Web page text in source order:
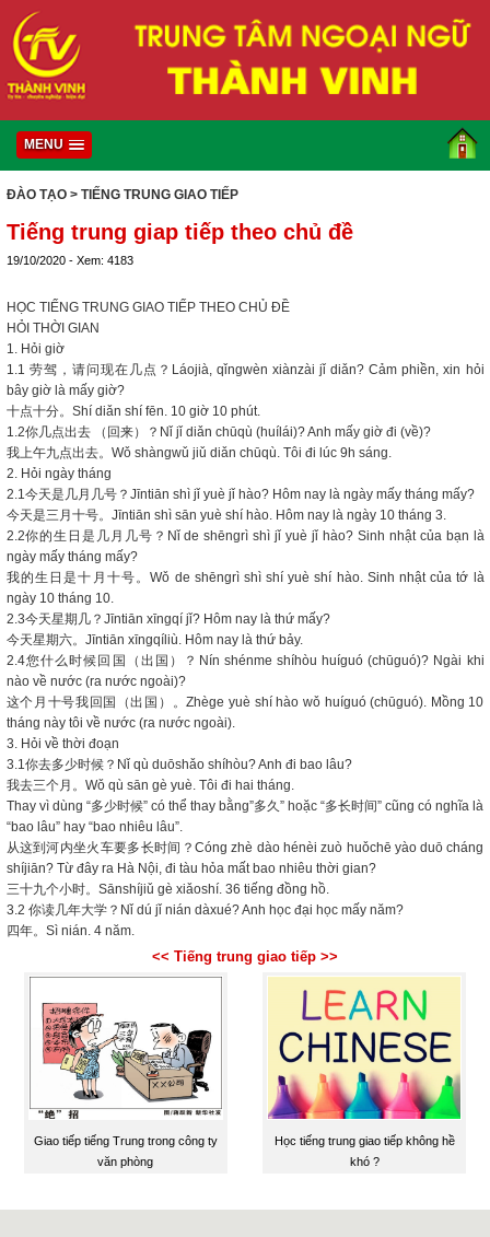
MENU
ĐÀO TẠO > TIẾNG TRUNG GIAO TIẾP
Tiếng trung giap tiếp theo chủ đề
19/10/2020 - Xem: 4183
HỌC TIẾNG TRUNG GIAO TIẾP THEO CHỦ ĐỀ
HỎI THỜI GIAN
1. Hỏi giờ
1.1 劳驾，请问现在几点？Láojià, qǐngwèn xiànzài jǐ diǎn? Cảm phiền, xin hỏi
bây giờ là mấy giờ?
十点十分。Shí diǎn shí fēn. 10 giờ 10 phút.
1.2你几点出去 （回来）？Nǐ jǐ diǎn chūqù (huílái)? Anh mấy giờ đi (về)?
我上午九点出去。Wǒ shàngwǔ jiǔ diǎn chūqù. Tôi đi lúc 9h sáng.
2. Hỏi ngày tháng
2.1今天是几月几号？Jīntiān shì jǐ yuè jǐ hào? Hôm nay là ngày mấy tháng mấy?
今天是三月十号。Jīntiān shì sān yuè shí hào. Hôm nay là ngày 10 tháng 3.
2.2你的生日是几月几号？Nǐ de shēngrì shì jǐ yuè jǐ hào? Sinh nhật của bạn là
ngày mấy tháng mấy?
我的生日是十月十号。Wǒ de shēngrì shì shí yuè shí hào. Sinh nhật của tớ là
ngày 10 tháng 10.
2.3今天星期几？Jīntiān xīngqí jǐ? Hôm nay là thứ mấy?
今天星期六。Jīntiān xīngqíliù. Hôm nay là thứ bảy.
2.4您什么时候回国（出国）？Nín shénme shíhòu huíguó (chūguó)? Ngài khi
nào về nước (ra nước ngoài)?
这个月十号我回国（出国）。Zhège yuè shí hào wǒ huíguó (chūguó). Mồng 10
tháng này tôi về nước (ra nước ngoài).
3. Hỏi về thời đoạn
3.1你去多少时候？Nǐ qù duōshǎo shíhòu? Anh đi bao lâu?
我去三个月。Wǒ qù sān gè yuè. Tôi đi hai tháng.
Thay vì dùng “多少时候” có thể thay bằng”多久” hoặc “多长时间” cũng có nghĩa là
“bao lâu” hay “bao nhiêu lâu”.
从这到河内坐火车要多长时间？Cóng zhè dào hénèi zuò huǒchē yào duō cháng
shíjiān? Từ đây ra Hà Nội, đi tàu hỏa mất bao nhiêu thời gian?
三十九个小时。Sānshíjiǔ gè xiǎoshí. 36 tiếng đồng hồ.
3.2 你读几年大学？Nǐ dú jǐ nián dàxué? Anh học đại học mấy năm?
四年。Sì nián. 4 năm.
<< Tiếng trung giao tiếp >>
Giao tiếp tiếng Trung trong công ty
văn phòng
Học tiếng trung giao tiếp không hề
khó ?